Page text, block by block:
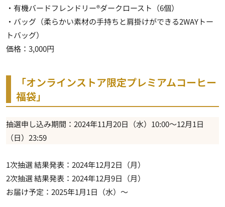
・有機バードフレンドリー®ダークロースト（6個）
・バッグ（柔らかい素材の手持ちと肩掛けができる2WAYトー
トバッグ）
価格：3,000円
「オンラインストア限定プレミアムコーヒー
福袋」
抽選申し込み期間：2024年11月20日（水）10:00～12月1日
（日）23:59
1次抽選 結果発表：2024年12月2日（月）
2次抽選 結果発表：2024年12月9日（月）
お届け予定：2025年1月1日（水）～